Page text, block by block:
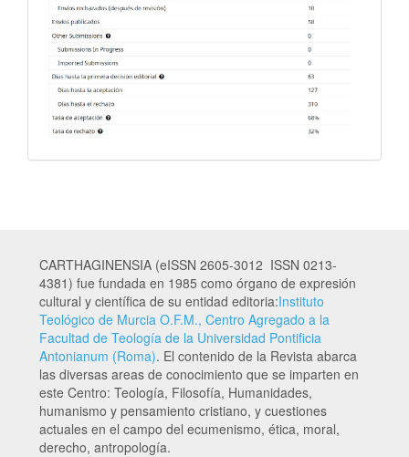
CARTHAGINENSIA (eISSN 2605-3012 ISSN 0213-
4381) fue fundada en 1985 como órgano de expresión
cultural y científica de su entidad editoria:Instituto
Teológico de Murcia O.F.M., Centro Agregado a la
Facultad de Teología de la Universidad Pontificia
Antonianum (Roma). El contenido de la Revista abarca
las diversas areas de conocimiento que se imparten en
este Centro: Teología, Filosofía, Humanidades,
humanismo y pensamiento cristiano, y cuestiones
actuales en el campo del ecumenismo, ética, moral,
derecho, antropología.